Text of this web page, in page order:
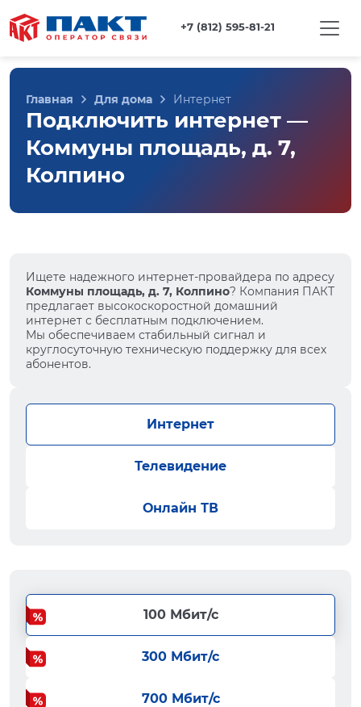
+7 (812) 595-81-21
Главная Для дома Интернет
Подключить интернет —
Коммуны площадь, д. 7,
Колпино
Ищете надежного интернет-провайдера по адресу
Коммуны площадь, д. 7, Колпино? Компания ПАКТ
предлагает высокоскоростной домашний
интернет с бесплатным подключением.
Мы обеспечиваем стабильный сигнал и
круглосуточную техническую поддержку для всех
абонентов.
Интернет
Телевидение
Онлайн ТВ
100 Мбит/с
300 Мбит/с
700 Мбит/с